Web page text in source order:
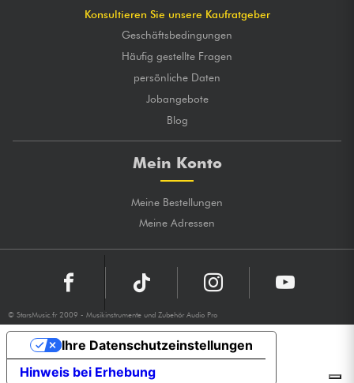
Konsultieren Sie unsere Kaufratgeber
Geschäftsbedingungen
Häufig gestellte Fragen
persönliche Daten
Jobangebote
Blog
Mein Konto
Meine Bestellungen
Meine Adressen
© StarsMusic.fr 2009 - Musikinstrumente und Zubehör Audio Pro
Hinweis bei Erhebung
Ihre Datenschutzeinstellungen